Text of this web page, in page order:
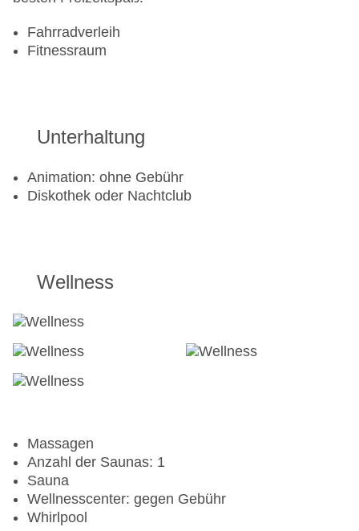
Fahrradverleih
Fitnessraum
Unterhaltung
Animation: ohne Gebühr
Diskothek oder Nachtclub
Wellness
Massagen
Anzahl der Saunas: 1
Sauna
Wellnesscenter: gegen Gebühr
Whirlpool